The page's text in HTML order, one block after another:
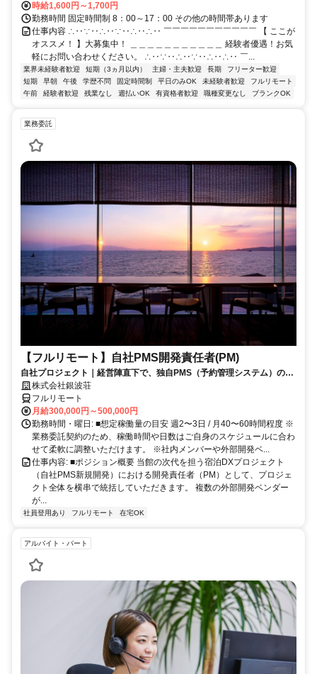
時給1,600円～1,700円
勤務時間 固定時間制 8：00～17：00 その他の時間帯あります
仕事内容 ∴‥∵‥∴‥∵‥∴‥∴‥ ￣￣￣￣￣￣￣￣￣￣￣ 【 ここが
オススメ！ 】大募集中！ ＿＿＿＿＿＿＿＿＿＿＿ 経験者優遇！お気
軽にお問い合わせください。 ∴‥∵‥∴‥∵‥∴‥∴‥ ￣...
業界未経験者歓迎 短期（3ヵ月以内） 主婦・主夫歓迎 長期
フリーター歓迎
短期
早朝 午後 学歴不問 固定時間制 平日のみOK 未経験者歓迎
フルリモート
午前
経験者歓迎 残業なし 週払いOK 有資格者歓迎 職種変更なし ブランクOK
業務委託
【フルリモート】自社PMS開発責任者(PM)
自社プロジェクト｜経営陣直下で、独自PMS（予約管理システム）の新
規開発を統括
株式会社銀波荘
フルリモート
月給300,000円～500,000円
勤務時間・曜日: ■想定稼働量の目安 週2〜3日 / 月40〜60時間程度 ※
業務委託契約のため、稼働時間や日数はご自身のスケジュールに合わ
せて柔軟に調整いただけます。 ※社内メンバーや外部開発ベ...
仕事内容: ■ポジション概要 当館の次代を担う宿泊DXプロジェクト
（自社PMS新規開発）における開発責任者（PM）として、プロジェ
クト全体を横串で統括していただきます。 複数の外部開発ベンダー
が...
社員登用あり フルリモート 在宅OK
アルバイト・パート